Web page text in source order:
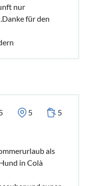
nur
für den
5 5
als
in Colà